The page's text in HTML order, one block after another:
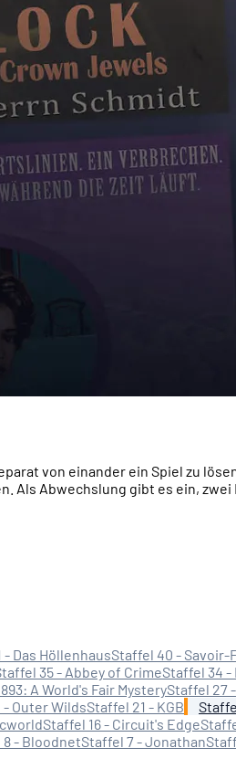
von einander ein Spiel zu
Abwechslung gibt es ein,
- Das HöllenhausStaffel 40 - Savoir-
35 - Abbey of CrimeStaffel 34 -
A World's Fair MysteryStaffel 27
Outer WildsStaffel 21 - KGB
Staffel 16 - Circuit's Edge
- BloodnetStaffel 7 - Jonathan